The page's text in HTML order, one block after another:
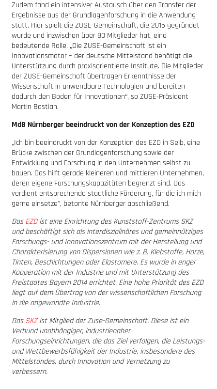
Zudem fand ein intensiver Austausch über den Transfer der
Ergebnisse aus der Grundlagenforschung in die Anwendung
statt. Hier spielt die ZUSE-Gemeinschaft, die 2015 gegründet
wurde und inzwischen über 80 Mitglieder hat, eine
bedeutende Rolle. „Die ZUSE-Gemeinschaft ist ein
Innovationsmotor – der deutsche Mittelstand benötigt die
Unterstützung durch praxisorientierte Institute. Die Mitglieder
der ZUSE-Gemeinschaft übertragen Erkenntnisse der
Wissenschaft in anwendbare Technologien und bereiten
dadurch den Boden für Innovationen“, so ZUSE-Präsident
Martin Bastian.
MdB Nürnberger beeindruckt von der Konzeption des EZD
„Ich bin beeindruckt von der Konzeption des EZD in Selb, eine
Brücke zwischen der Grundlagenforschung sowie der
Entwicklung und Forschung in den Unternehmen selbst zu
bauen. Das hilft gerade kleineren und mittleren Unternehmen,
deren eigene Forschungskapazitäten begrenzt sind. Das
verdient entsprechende staatliche Förderung, für die ich mich
gerne einsetze", betonte Nürnberger abschließend.
DasEZDist eine Einrichtung des Kunststoff-Zentrums SKZ
und beschäftigt sich als interdisziplinäres und gemeinnütziges
Forschungs- und Innovationszentrum mit der Herstellung und
Charakterisierung von Dispersionen wie z. B. Klebstoffe, Harze,
Tinten, Beschichtungen oder Elastomere. Es wurde in enger
Kooperation mit der Industrie und mit Unterstützung des
Freistaates Bayern 2014 errichtet. Eine hohe Priorität des EZD
liegt auf dem Übertrag von der wissenschaftlichen Forschung
in die angewandte Industrie.
DasSKZist Mitglied der Zuse-Gemeinschaft. Diese ist ein
Verbund unabhängiger, industrienaher
Forschungseinrichtungen, die das Ziel verfolgen, die Leistungs-
und Wettbewerbsfähigkeit der Industrie, insbesondere des
Mittelstandes, durch Innovation und Vernetzung zu
verbessern.